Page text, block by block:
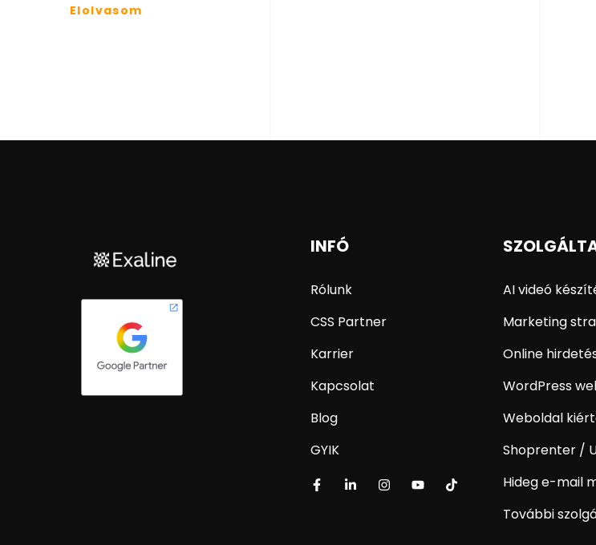
Elolvasom
INFÓ
Rólunk
CSS Partner
Karrier
Kapcsolat
Blog
GYIK
AI videó
Marketing
Online
WordPress
Weboldal
Shoprenter /
Hideg e-mail
További